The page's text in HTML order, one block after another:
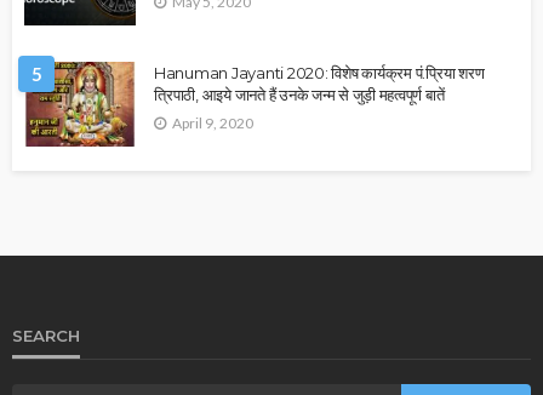
5
Hanuman Jayanti 2020: विशेष कार्यक्रम पं.प्रिया शरण
त्रिपाठी, आइये जानते हैं उनके जन्म से जुड़ी महत्वपूर्ण बातें
April 9, 2020
SEARCH